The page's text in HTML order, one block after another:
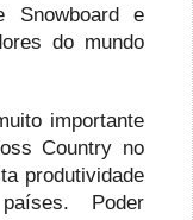
Snowboard e
do mundo
importante
Country no
produtividade
Poder